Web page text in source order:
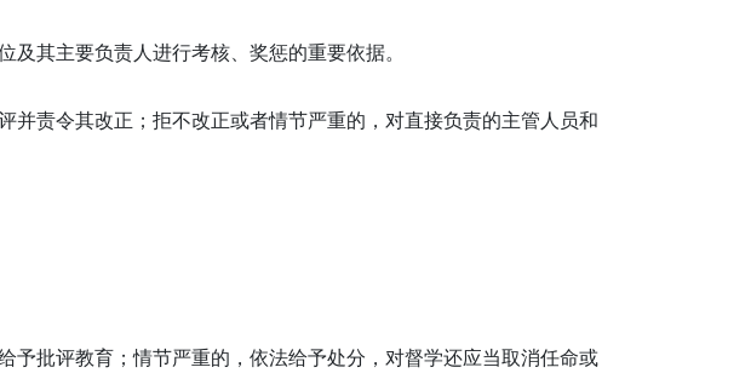
其主要负责人进行考核、奖惩的重要依据。
责令其改正；拒不改正或者情节严重的，对直接负责的主管人员和
批评教育；情节严重的，依法给予处分，对督学还应当取消任命或